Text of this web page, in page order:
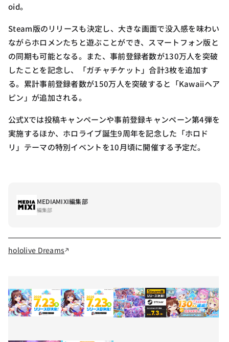
oid。
Steam版のリリースも決定し、大きな画面で没入感を味わい
ながらホロメンたちと遊ぶことができ、スマートフォン版と
の同期も可能となる。また、事前登録者数が130万人を突破
したことを記念し、「ガチャチケット」合計3枚を追加す
る。累計事前登録者数が150万人を突破すると「Kawaiiヘア
ピン」が追加される。
公式Xでは投稿キャンペーンや事前登録キャンペーン第4弾を
実施するほか、ホロライブ誕生9周年を記念した「ホロド
リ」テーマの特別イベントを10月頃に開催する予定だ。
MEDIAMIXI編集部
編集部
hololive Dreams